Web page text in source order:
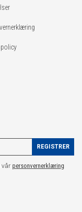
vår personvernerklæring